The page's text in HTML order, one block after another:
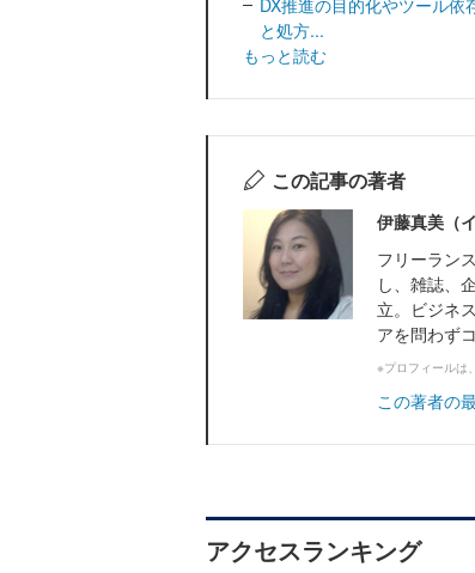
と処方...
もっと読む
この記事の著者
伊藤真美（
フリーラン
し、雑誌、
立。ビジネ
アを問わず
※プロフィールは
この著者の
アクセスランキング